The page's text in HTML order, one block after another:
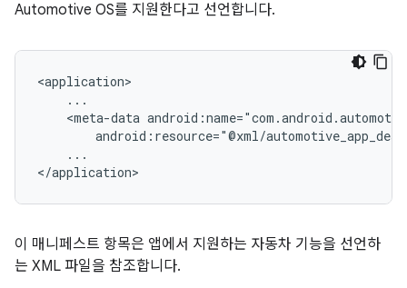
Automotive OS를 지원한다고 선언합니다.
<meta-data
...
이 매니페스트 항목은 앱에서 지원하는 자동차 기능을 선언하
는 XML 파일을 참조합니다.